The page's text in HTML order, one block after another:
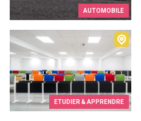
AUTOMOBILE
ETUDIER & APPRENDRE
EPFC